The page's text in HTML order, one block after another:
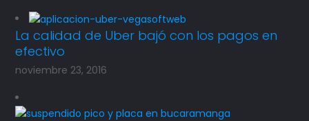
La calidad de Uber bajó con los pagos en
efectivo
noviembre 23, 2016